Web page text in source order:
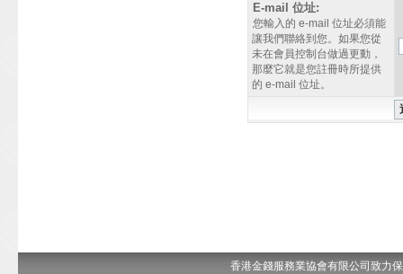
E-mail 位址:
您輸入的 e-mail 位址必須能
讓我們聯絡到您。如果您從
未在會員控制台做過更動，
那麼它就是您註冊時所提供
的 e-mail 位址。
香港金錢服務業協會有限公司致力